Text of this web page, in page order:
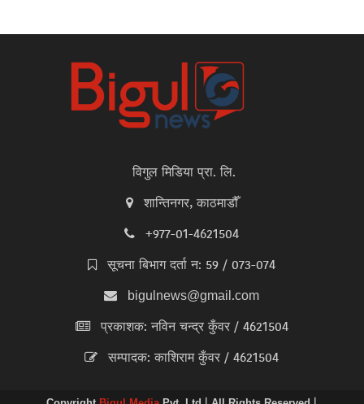
विगुल मिडिया प्रा. लि.
शान्तिनगर, काठमाडौँ
+977-01-4621504
सूचना बिभाग दर्ता न: 59 / 073-074
bigulnews@gmail.com
प्रकाशक: नविन चन्द्र कुँवर / 4621504
सम्पादक: काशिराम कुँवर / 4621504